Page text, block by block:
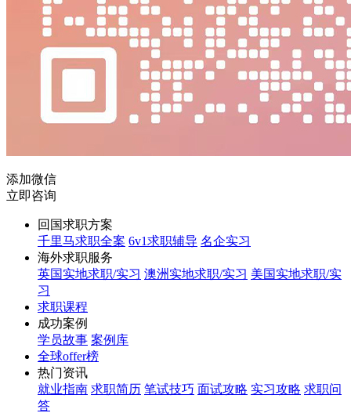
添加微信
立即咨询
回国求职方案
千里马求职全案 6v1求职辅导 名企实习
海外求职服务
英国实地求职/实习 澳洲实地求职/实习 美国实地求职/实
习
求职课程
成功案例
学员故事 案例库
全球offer榜
热门资讯
就业指南 求职简历 笔试技巧 面试攻略 实习攻略 求职问
答